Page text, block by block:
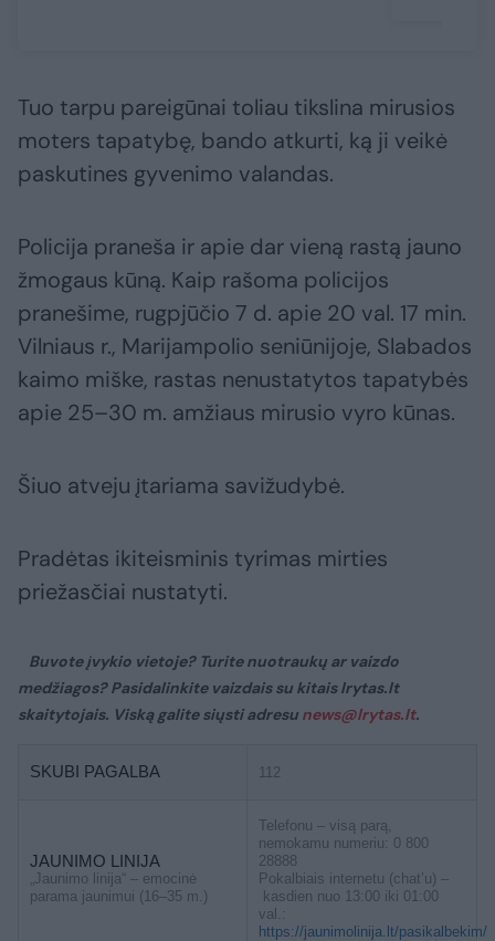
Tuo tarpu pareigūnai toliau tikslina mirusios
moters tapatybę, bando atkurti, ką ji veikė
paskutines gyvenimo valandas.
Policija praneša ir apie dar vieną rastą jauno
žmogaus kūną. Kaip rašoma policijos
pranešime, rugpjūčio 7 d. apie 20 val. 17 min.
Vilniaus r., Marijampolio seniūnijoje, Slabados
kaimo miške, rastas nenustatytos tapatybės
apie 25–30 m. amžiaus mirusio vyro kūnas.
Šiuo atveju įtariama savižudybė.
Pradėtas ikiteisminis tyrimas mirties
priežasčiai nustatyti.
Buvote įvykio vietoje? Turite nuotraukų ar vaizdo
medžiagos? Pasidalinkite vaizdais su kitais lrytas.lt
skaitytojais. Viską galite siųsti adresu news@lrytas.lt.
SKUBI PAGALBA 112
JAUNIMO LINIJA
„Jaunimo linija“ – emocinė
parama jaunimui (16–35 m.)
Telefonu – visą parą,
nemokamu numeriu: 0 800
28888
Pokalbiais internetu (chat’u) –
kasdien nuo 13:00 iki 01:00
val.:
https://jaunimolinija.lt/pasikalbekim/